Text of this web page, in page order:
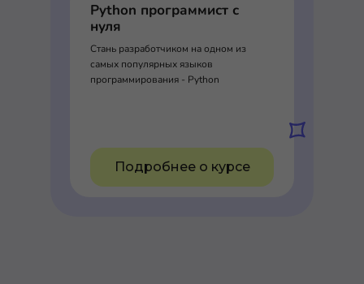
Python программист с
нуля
Стань разработчиком на одном из
самых популярных языков
программирования - Python
Подробнее о курсе